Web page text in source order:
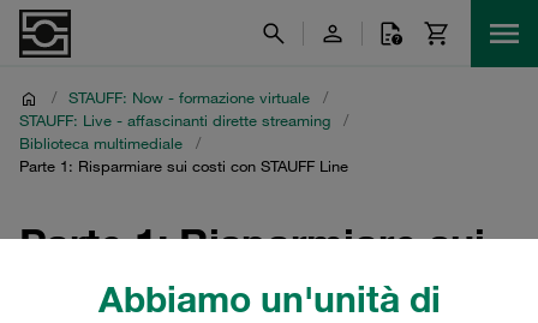
Abbiamo un'unità di
/ STAUFF: Now - formazione virtuale
/
STAUFF: Live - affascinanti dirette streaming
/
Biblioteca multimediale
/
Parte 1: Risparmiare sui costi con STAUFF Line
Parte 1: Risparmiare sui
costi con STAUFF Line